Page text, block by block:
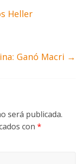
Heller
Ganó Macri →
será publicada.
con*